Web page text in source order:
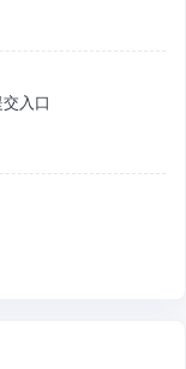
入口